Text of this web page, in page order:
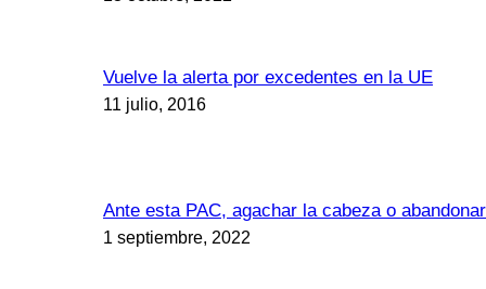
Vuelve la alerta por excedentes en la UE
11 julio, 2016
Ante esta PAC, agachar la cabeza o abandonar
1 septiembre, 2022